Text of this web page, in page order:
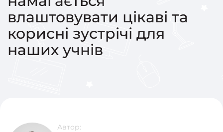
влаштовувати цікаві та
корисні зустрічі для
наших учнів
Автор: